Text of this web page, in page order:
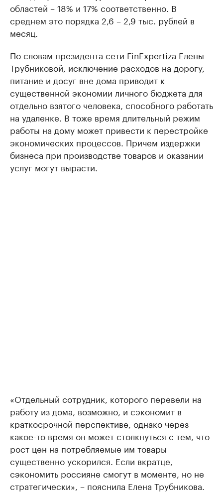
областей – 18% и 17% соответственно. В
среднем это порядка 2,6 – 2,9 тыс. рублей в
месяц.
По словам президента сети FinExpertiza Елены
Трубниковой, исключение расходов на дорогу,
питание и досуг вне дома приводит к
существенной экономии личного бюджета для
отдельно взятого человека, способного работать
на удаленке. В тоже время длительный режим
работы на дому может привести к перестройке
экономических процессов. Причем издержки
бизнеса при производстве товаров и оказании
услуг могут вырасти.
«Отдельный сотрудник, которого перевели на
работу из дома, возможно, и сэкономит в
краткосрочной перспективе, однако через
какое-то время он может столкнуться с тем, что
рост цен на потребляемые им товары
существенно ускорился. Если вкратце,
сэкономить россияне смогут в моменте, но не
стратегически», – пояснила Елена Трубникова.